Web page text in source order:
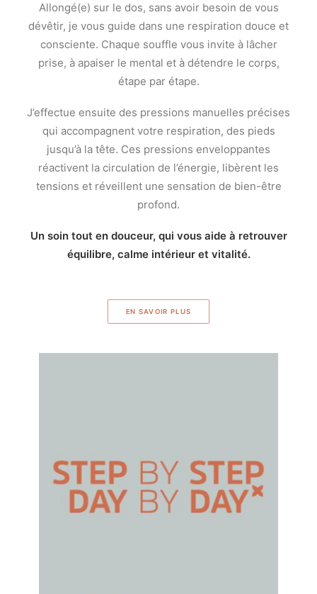
Allongé(e) sur le dos, sans avoir besoin de vous
dévêtir, je vous guide dans une respiration douce et
consciente. Chaque souffle vous invite à lâcher
prise, à apaiser le mental et à détendre le corps,
étape par étape.
J’effectue ensuite des pressions manuelles précises
qui accompagnent votre respiration, des pieds
jusqu’à la tête. Ces pressions enveloppantes
réactivent la circulation de l’énergie, libèrent les
tensions et réveillent une sensation de bien-être
profond.
Un soin tout en douceur, qui vous aide à retrouver
équilibre, calme intérieur et vitalité.
EN SAVOIR PLUS